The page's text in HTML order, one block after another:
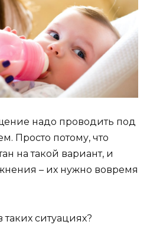
надо проводить под
Просто потому, что
на такой вариант, и
– их нужно вовремя
таких ситуациях?